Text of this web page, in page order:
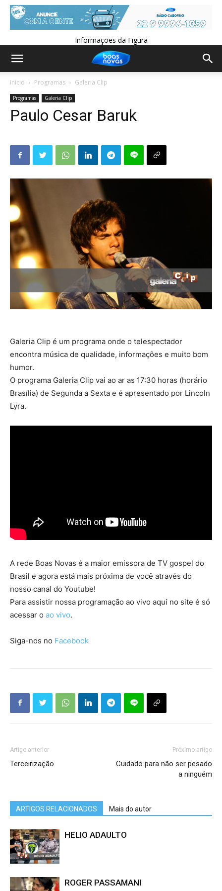
Informações da Figura
Início Programas Galeria Clip
Programas Galeria Clip
Paulo Cesar Baruk
Galeria Clip é um programa onde o telespectador
encontra música de qualidade, informações e muito bom
humor.
O programa Galeria Clip vai ao ar as 17:30 horas (horário
Brasília) de Segunda a Sexta e é apresentado por Lincoln
Lyra.
A rede Boas Novas é a maior emissora de TV gospel do
Brasil e agora está mais próxima de você através do
nosso canal do Youtube!
Para assistir nossa programação ao vivo aqui no site é só
acessar o ao vivo.
Siga-nos no Facebook
Artigo anterior
Terceirização
Próximo artigo
Cuidado para não ser pesado
a ninguém
ARTIGOS RELACIONADOS Mais do autor
HELIO ADAULTO
ROGER PASSAMANI